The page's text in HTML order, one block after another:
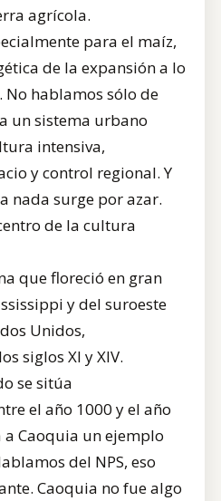
agrícola.
para el maíz,
de la expansión a lo
hablamos sólo de
un sistema urbano
intensiva,
y control regional. Y
nada surge por azar.
de la cultura
que floreció en gran
y del suroeste
Unidos,
siglos XI y XIV.
se sitúa
el año 1000 y el año
a Caoquia un ejemplo
del NPS, eso
Caoquia no fue algo